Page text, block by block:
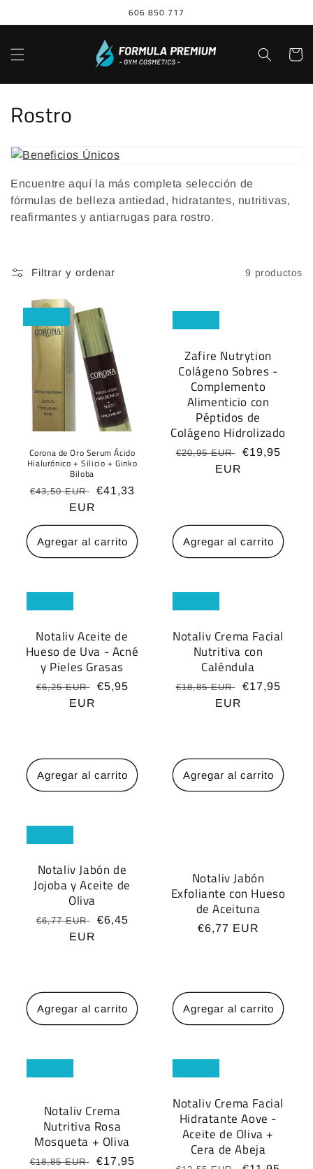
al contenido
606 850 717
Carrito
C
o
l
e
c
i
Rostro
Encuentre aquí la más completa selección de
fórmulas de belleza antiedad, hidratantes, nutritivas,
reafirmantes y antiarrugas para rostro.
Filtrar y ordenar 9 productos
Corona de Oro Serum Ácido
Hialurónico + Silicio + Ginko
Biloba
Precio
habitual
€43,50 EUR
Precio
oferta
€41,33
EUR
Agregar al carrito
Zafire Nutrytion
Colágeno Sobres -
Complemento
Alimenticio con
Péptidos de
Colágeno Hidrolizado
Precio
habitual
€20,95 EUR
Precio
€19,95
EUR
Agregar al carrito
Notaliv Aceite de
Hueso de Uva - Acné
y Pieles Grasas
Precio
habitual
€6,25 EUR
Precio
€5,95
EUR
Agregar al carrito
Notaliv Crema Facial
Nutritiva con
Caléndula
Precio
habitual
€18,85 EUR
Precio
€17,95
EUR
Agregar al carrito
Notaliv Jabón de
Jojoba y Aceite de
Oliva
Precio
habitual
€6,77 EUR
Precio
€6,45
EUR
Agregar al carrito
Notaliv Jabón
Exfoliante con Hueso
de Aceituna
Precio
€6,77 EUR
Agregar al carrito
Notaliv Crema
Nutritiva Rosa
Mosqueta + Oliva
Precio
€18,85 EUR
Precio
€17,95
Notaliv Crema Facial
Hidratante Aove -
Aceite de Oliva +
Cera de Abeja